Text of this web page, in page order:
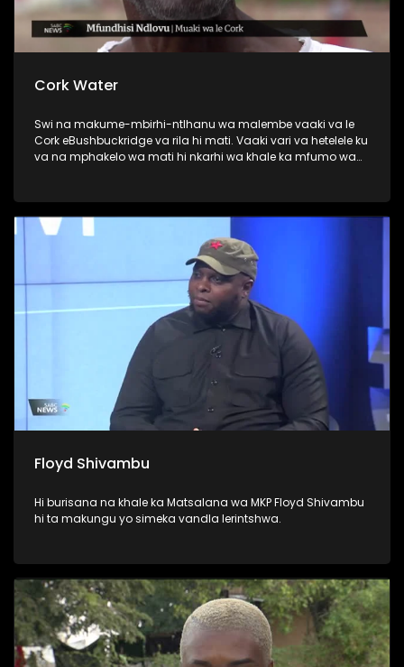
Cork Water
Swi na makume-mbirhi-ntlhanu wa malembe vaaki va le
Cork eBushbuckridge va rila hi mati. Vaaki vari va hetelele ku
va na mphakelo wa mati hi nkarhi wa khale ka mfumo wa
Floyd Shivambu
Hi burisana na khale ka Matsalana wa MKP Floyd Shivambu
hi ta makungu yo simeka vandla lerintshwa.